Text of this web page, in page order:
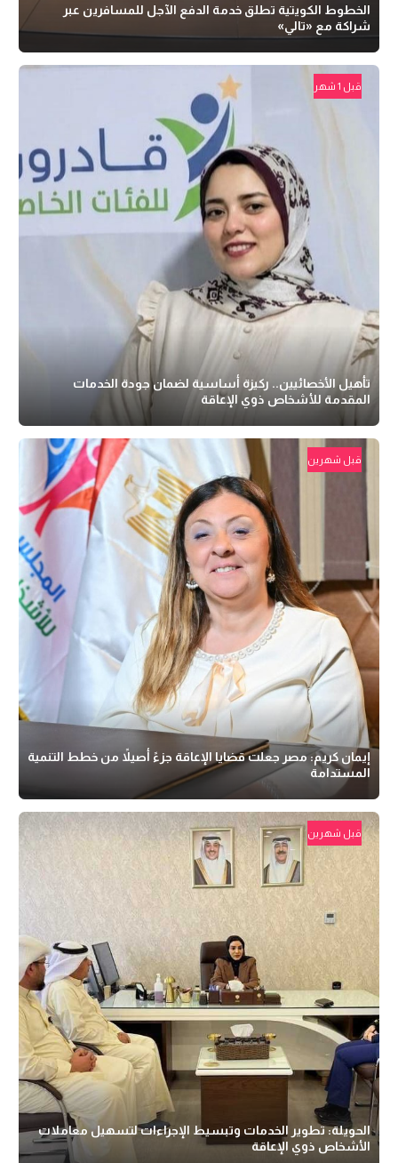
الخطوط الكويتية تطلق خدمة الدفع الآجل للمسافرين عبر
شراكة مع «تالي»
قبل 1 شهر
تأهيل الأخصائيين.. ركيزة أساسية لضمان جودة الخدمات
المقدمة للأشخاص ذوي الإعاقة
قبل شهرين
إيمان كريم: مصر جعلت قضايا الإعاقة جزءً أصيلاً من خطط التنمية
المستدامة
قبل شهرين
الحويلة: تطوير الخدمات وتبسيط الإجراءات لتسهيل معاملات
الأشخاص ذوي الإعاقة